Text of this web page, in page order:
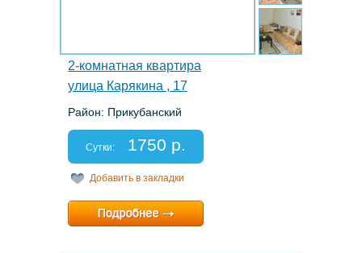
2-комнатная квартира
улица Карякина , 17
Район: Прикубанский
Спальных мест: 2+2+1
Отчетные документы: есть
Сутки: 1750 р.
Добавить в закладки
Минимальный срок:1 суток
Расчетный час:12:00